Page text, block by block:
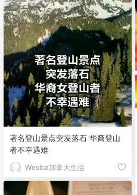
著名登山景点突发落石 华裔登山
者不幸遇难
Westca加拿大生活